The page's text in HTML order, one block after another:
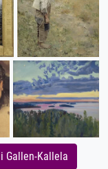
Gallen-Kallela